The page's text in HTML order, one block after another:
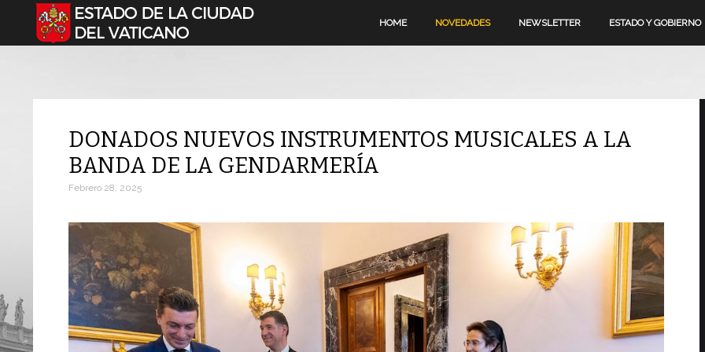
Seleccione su idioma HOME NOVEDADES NEWSLETTER ESTADO Y GOBIERNO
DONADOS NUEVOS INSTRUMENTOS MUSICALES A LA
BANDA DE LA GENDARMERÍA
Febrero 28, 2025